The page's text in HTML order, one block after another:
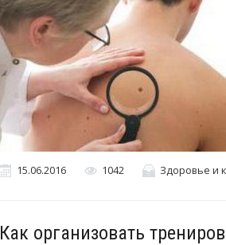
15.06.2016 1042 Здоровье и
Как организовать